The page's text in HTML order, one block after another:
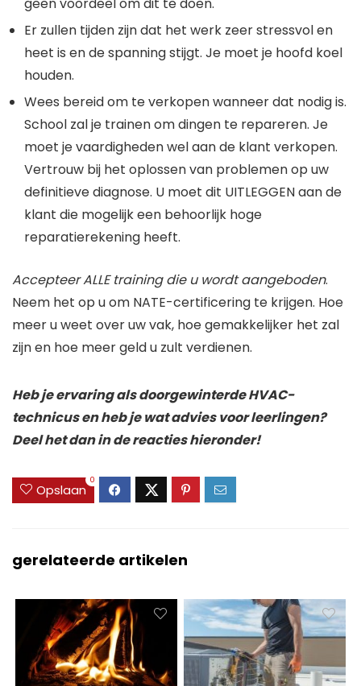
geen voordeel om dit te doen.
Er zullen tijden zijn dat het werk zeer stressvol en
heet is en de spanning stijgt. Je moet je hoofd koel
houden.
Wees bereid om te verkopen wanneer dat nodig is.
School zal je trainen om dingen te repareren. Je
moet je vaardigheden wel aan de klant verkopen.
Vertrouw bij het oplossen van problemen op uw
definitieve diagnose. U moet dit UITLEGGEN aan de
klant die mogelijk een behoorlijk hoge
reparatierekening heeft.
Accepteer ALLE training die u wordt aangeboden.
Neem het op u om NATE-certificering te krijgen. Hoe
meer u weet over uw vak, hoe gemakkelijker het zal
zijn en hoe meer geld u zult verdienen.
Heb je ervaring als doorgewinterde HVAC-
technicus en heb je wat advies voor leerlingen?
Deel het dan in de reacties hieronder!
Opslaan
0
gerelateerde artikelen